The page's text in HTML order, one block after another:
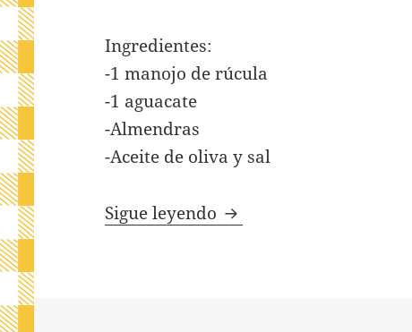
Ingredientes:
-1 manojo de rúcula
-1 aguacate
-Almendras
-Aceite de oliva y sal
Sigue leyendo Ensalada de rúcula